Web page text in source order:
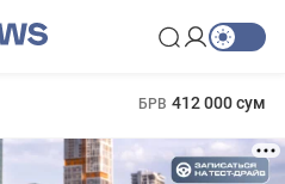
БРВ 412 000 сум